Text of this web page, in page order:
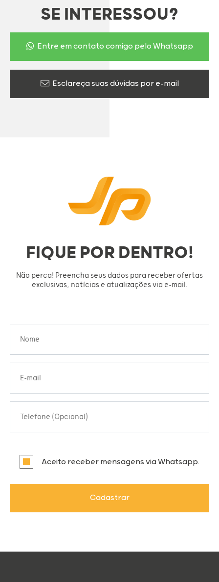
SE INTERESSOU?
Entre em contato comigo pelo Whatsapp
Esclareça suas dúvidas por e-mail
FIQUE POR DENTRO!
Não perca! Preencha seus dados para receber ofertas
exclusivas, notícias e atualizações via e-mail.
Aceito receber mensagens via Whatsapp.
Cadastrar